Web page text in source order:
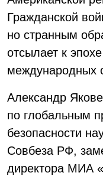
Гражданской
но странным
отсылает к
международных
Александр
по глобальным
безопасности
Совбеза РФ,
директора МИА